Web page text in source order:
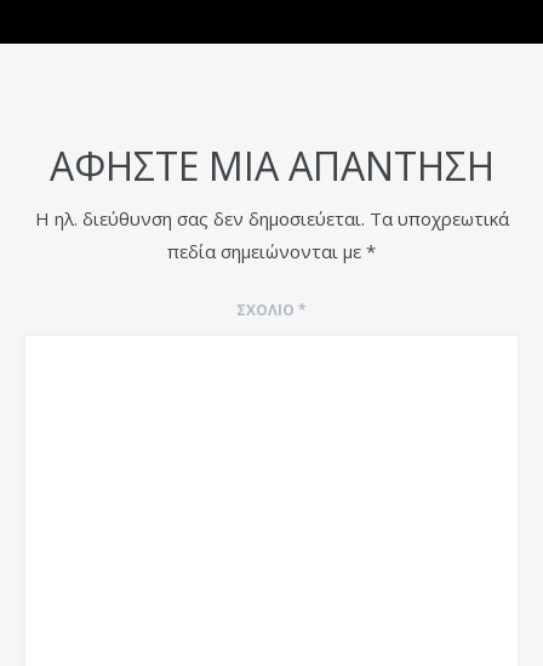
ΑΦΉΣΤΕ ΜΙΑ ΑΠΆΝΤΗΣΗ
Η ηλ. διεύθυνση σας δεν δημοσιεύεται. Τα υποχρεωτικά
πεδία σημειώνονται με *
ΣΧΌΛΙΟ *